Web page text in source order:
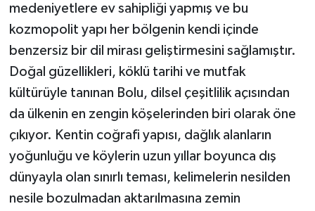
medeniyetlere ev sahipliği yapmış ve bu
kozmopolit yapı her bölgenin kendi içinde
benzersiz bir dil mirası geliştirmesini sağlamıştır.
Doğal güzellikleri, köklü tarihi ve mutfak
kültürüyle tanınan Bolu, dilsel çeşitlilik açısından
da ülkenin en zengin köşelerinden biri olarak öne
çıkıyor. Kentin coğrafi yapısı, dağlık alanların
yoğunluğu ve köylerin uzun yıllar boyunca dış
dünyayla olan sınırlı teması, kelimelerin nesilden
nesile bozulmadan aktarılmasına zemin